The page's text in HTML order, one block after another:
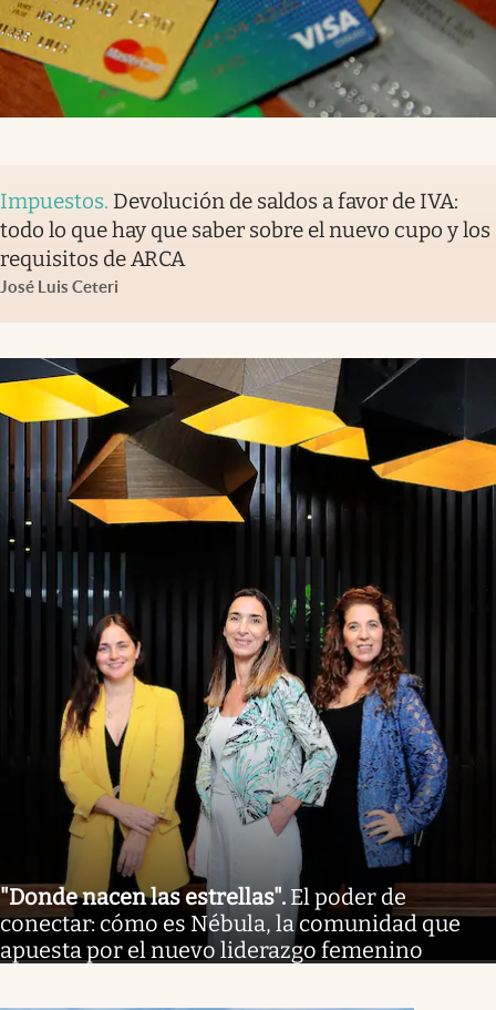
Impuestos. Devolución de saldos a favor de IVA:
todo lo que hay que saber sobre el nuevo cupo y los
requisitos de ARCA
José Luis Ceteri
"Donde nacen las estrellas". El poder de
conectar: cómo es Nébula, la comunidad que
apuesta por el nuevo liderazgo femenino